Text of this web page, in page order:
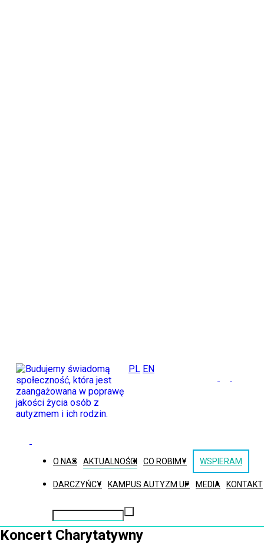
PL EN
O NAS AKTUALNOŚCI CO ROBIMY WSPIERAM
DARCZYŃCY KAMPUS AUTYZM UP MEDIA KONTAKT
Koncert Charytatywny